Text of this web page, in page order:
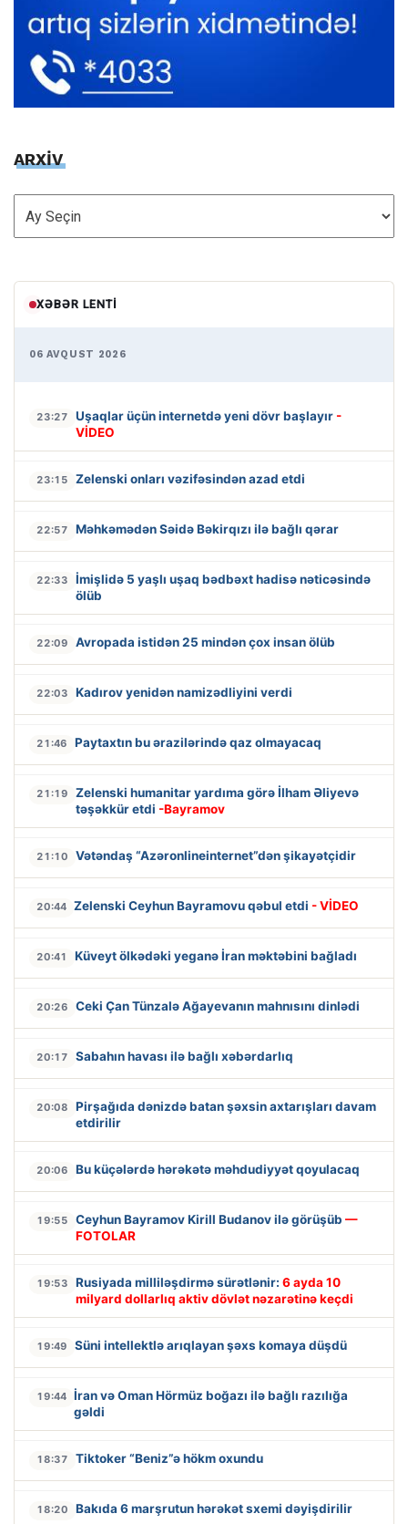
ARXİV
ARXİV
XƏBƏR LENTI
06 AVQUST 2026
23:27 Uşaqlar üçün internetdə yeni dövr başlayır -
VİDEO
23:15 Zelenski onları vəzifəsindən azad etdi
22:57 Məhkəmədən Səidə Bəkirqızı ilə bağlı qərar
22:33
İmişlidə 5 yaşlı uşaq bədbəxt hadisə nəticəsində
ölüb
22:09 Avropada istidən 25 mindən çox insan ölüb
22:03 Kadırov yenidən namizədliyini verdi
21:46 Paytaxtın bu ərazilərində qaz olmayacaq
21:19
Zelenski humanitar yardıma görə İlham Əliyevə
təşəkkür etdi -Bayramov
21:10 Vətəndaş “Azəronlineinternet”dən şikayətçidir
20:44 Zelenski Ceyhun Bayramovu qəbul etdi - VİDEO
20:41 Küveyt ölkədəki yeganə İran məktəbini bağladı
20:26 Ceki Çan Tünzalə Ağayevanın mahnısını dinlədi
20:17 Sabahın havası ilə bağlı xəbərdarlıq
20:08
Pirşağıda dənizdə batan şəxsin axtarışları davam
etdirilir
20:06 Bu küçələrdə hərəkətə məhdudiyyət qoyulacaq
19:55 Ceyhun Bayramov Kirill Budanov ilə görüşüb —
FOTOLAR
19:53 Rusiyada milliləşdirmə sürətlənir: 6 ayda 10
milyard dollarlıq aktiv dövlət nəzarətinə keçdi
19:49 Süni intellektlə arıqlayan şəxs komaya düşdü
19:44 İran və Oman Hörmüz boğazı ilə bağlı razılığa
gəldi
18:37 Tiktoker “Beniz”ə hökm oxundu
18:20 Bakıda 6 marşrutun hərəkət sxemi dəyişdirilir